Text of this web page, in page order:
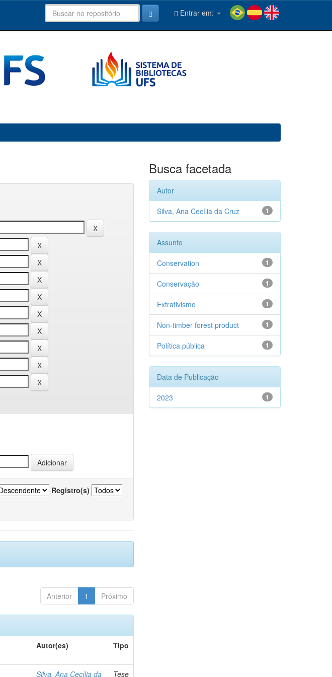
Entrar em:
Registro(s)
Anterior 1 Próximo
Autor(es) Tipo
Silva, Ana Cecília da Tese
Busca facetada
Autor
1
Silva, Ana Cecília da Cruz
Assunto
1
Conservation
1
Conservação
1
Extrativismo
1
Non-timber forest product
1
Política pública
Data de Publicação
1
2023